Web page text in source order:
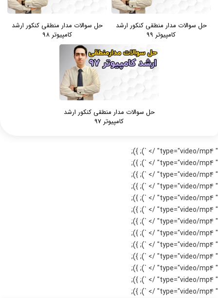
حل سوالات مدار منطقی کنکور ارشد
کامپیوتر 99
حل سوالات مدار منطقی کنکور ارشد
کامپیوتر 98
حل سوالات مدار منطقی کنکور ارشد
کامپیوتر 97
" type="video/mp4" /> `); });
" type="video/mp4" /> `); });
" type="video/mp4" /> `); });
" type="video/mp4" /> `); });
" type="video/mp4" /> `); });
" type="video/mp4" /> `); });
" type="video/mp4" /> `); });
" type="video/mp4" /> `); });
" type="video/mp4" /> `); });
" type="video/mp4" /> `); });
" type="video/mp4" /> `); });
" type="video/mp4" /> `); });
" type="video/mp4" /> `); });